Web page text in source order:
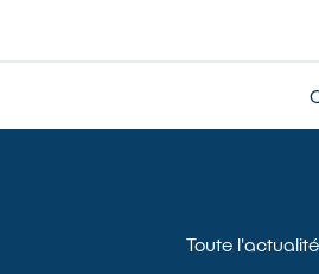
Toute